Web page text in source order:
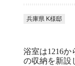
兵庫県 K様邸
浴室は1216か
の収納を新設